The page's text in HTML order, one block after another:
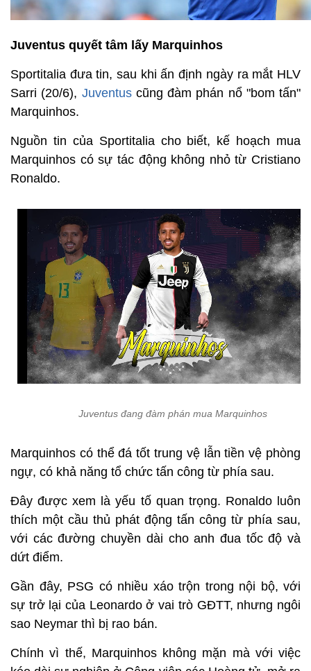
Juventus quyết tâm lấy Marquinhos
Sportitalia đưa tin, sau khi ấn định ngày ra mắt HLV
Sarri (20/6), Juventuscũng đàm phán nổ "bom tấn"
Marquinhos.
Nguồn tin của Sportitalia cho biết, kế hoạch mua
Marquinhos có sự tác động không nhỏ từ Cristiano
Ronaldo.
Juventus đang đàm phán mua Marquinhos
Marquinhos có thể đá tốt trung vệ lẫn tiền vệ phòng
ngự, có khả năng tổ chức tấn công từ phía sau.
Đây được xem là yếu tố quan trọng. Ronaldo luôn
thích một cầu thủ phát động tấn công từ phía sau,
với các đường chuyền dài cho anh đua tốc độ và
dứt điểm.
Gần đây, PSG có nhiều xáo trộn trong nội bộ, với
sự trở lại của Leonardo ở vai trò GĐTT, nhưng ngôi
sao Neymar thì bị rao bán.
Chính vì thế, Marquinhos không mặn mà với việc